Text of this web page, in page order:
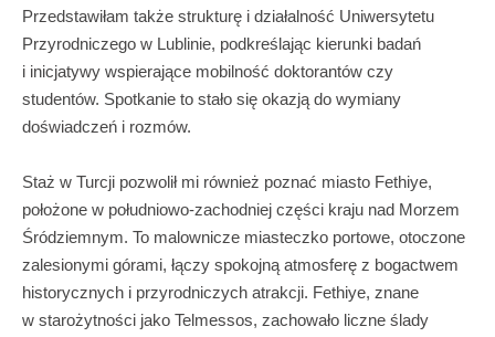
Przedstawiłam także strukturę i działalność Uniwersytetu
Przyrodniczego w Lublinie, podkreślając kierunki badań
i inicjatywy wspierające mobilność doktorantów czy
studentów. Spotkanie to stało się okazją do wymiany
doświadczeń i rozmów.
Staż w Turcji pozwolił mi również poznać miasto Fethiye,
położone w południowo-zachodniej części kraju nad Morzem
Śródziemnym. To malownicze miasteczko portowe, otoczone
zalesionymi górami, łączy spokojną atmosferę z bogactwem
historycznych i przyrodniczych atrakcji. Fethiye, znane
w starożytności jako Telmessos, zachowało liczne ślady